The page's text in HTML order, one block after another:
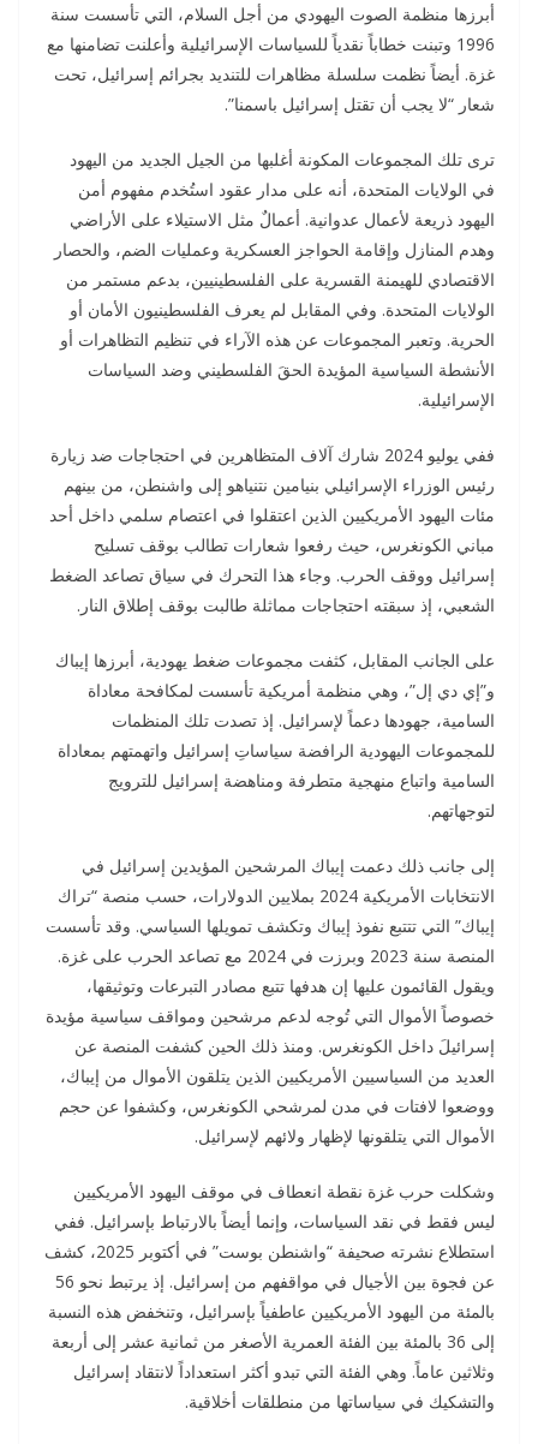
أبرزها منظمة الصوت اليهودي من أجل السلام، التي تأسست سنة
1996 وتبنت خطاباً نقدياً للسياسات الإسرائيلية وأعلنت تضامنها مع
غزة. أيضاً نظمت سلسلة مظاهرات للتنديد بجرائم إسرائيل، تحت
شعار “لا يجب أن تقتل إسرائيل باسمنا”.
ترى تلك المجموعات المكونة أغلبها من الجيل الجديد من اليهود
في الولايات المتحدة، أنه على مدار عقود استُخدم مفهوم أمن
اليهود ذريعة لأعمال عدوانية. أعمالٌ مثل الاستيلاء على الأراضي
وهدم المنازل وإقامة الحواجز العسكرية وعمليات الضم، والحصار
الاقتصادي للهيمنة القسرية على الفلسطينيين، بدعم مستمر من
الولايات المتحدة. وفي المقابل لم يعرف الفلسطينيون الأمان أو
الحرية. وتعبر المجموعات عن هذه الآراء في تنظيم التظاهرات أو
الأنشطة السياسية المؤيدة الحقَ الفلسطيني وضد السياسات
الإسرائيلية.
ففي يوليو 2024 شارك آلاف المتظاهرين في احتجاجات ضد زيارة
رئيس الوزراء الإسرائيلي بنيامين نتنياهو إلى واشنطن، من بينهم
مئات اليهود الأمريكيين الذين اعتقلوا في اعتصام سلمي داخل أحد
مباني الكونغرس، حيث رفعوا شعارات تطالب بوقف تسليح
إسرائيل ووقف الحرب. وجاء هذا التحرك في سياق تصاعد الضغط
الشعبي، إذ سبقته احتجاجات مماثلة طالبت بوقف إطلاق النار.
على الجانب المقابل، كثفت مجموعات ضغط يهودية، أبرزها إيباك
و”إي دي إل”، وهي منظمة أمريكية تأسست لمكافحة معاداة
السامية، جهودها دعماً لإسرائيل. إذ تصدت تلك المنظمات
للمجموعات اليهودية الرافضة سياساتِ إسرائيل واتهمتهم بمعاداة
السامية واتباع منهجية متطرفة ومناهضة إسرائيل للترويج
لتوجهاتهم.
إلى جانب ذلك دعمت إيباك المرشحين المؤيدين إسرائيل في
الانتخابات الأمريكية 2024 بملايين الدولارات، حسب منصة “تراك
إيباك” التي تتتبع نفوذ إيباك وتكشف تمويلها السياسي. وقد تأسست
المنصة سنة 2023 وبرزت في 2024 مع تصاعد الحرب على غزة.
ويقول القائمون عليها إن هدفها تتبع مصادر التبرعات وتوثيقها،
خصوصاً الأموال التي تُوجه لدعم مرشحين ومواقف سياسية مؤيدة
إسرائيلَ داخل الكونغرس. ومنذ ذلك الحين كشفت المنصة عن
العديد من السياسيين الأمريكيين الذين يتلقون الأموال من إيباك،
ووضعوا لافتات في مدن لمرشحي الكونغرس، وكشفوا عن حجم
الأموال التي يتلقونها لإظهار ولائهم لإسرائيل.
وشكلت حرب غزة نقطة انعطاف في موقف اليهود الأمريكيين
ليس فقط في نقد السياسات، وإنما أيضاً بالارتباط بإسرائيل. ففي
استطلاع نشرته صحيفة “واشنطن بوست” في أكتوبر 2025، كشف
عن فجوة بين الأجيال في مواقفهم من إسرائيل. إذ يرتبط نحو 56
بالمئة من اليهود الأمريكيين عاطفياً بإسرائيل، وتنخفض هذه النسبة
إلى 36 بالمئة بين الفئة العمرية الأصغر من ثمانية عشر إلى أربعة
وثلاثين عاماً. وهي الفئة التي تبدو أكثر استعداداً لانتقاد إسرائيل
والتشكيك في سياساتها من منطلقات أخلاقية.